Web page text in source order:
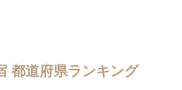
都道府県ランキング